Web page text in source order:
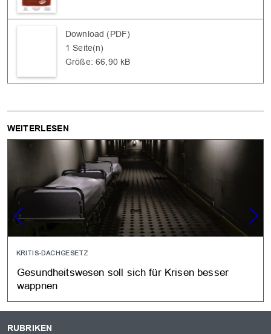
Download (PDF)
1 Seite(n)
Größe: 66,90 kB
WEITERLESEN
KRITIS-DACHGESETZ
Gesundheitswesen soll sich für Krisen besser
wappnen
RUBRIKEN